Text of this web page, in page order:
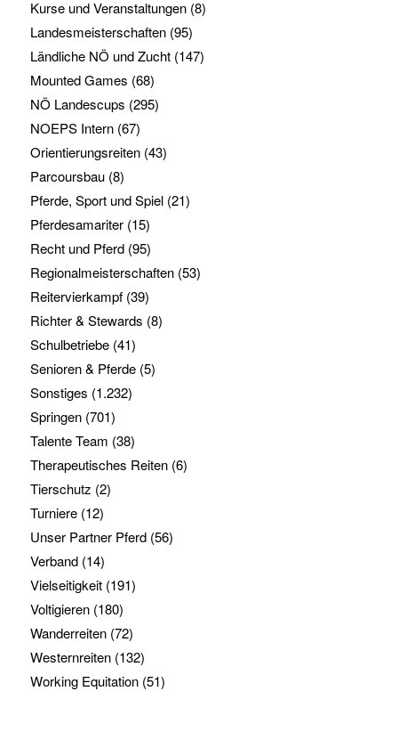
Kurse und Veranstaltungen(8)
Landesmeisterschaften(95)
Ländliche NÖ und Zucht(147)
Mounted Games (68)
NÖ Landescups (295)
NOEPS Intern(67)
Orientierungsreiten(43)
Parcoursbau(8)
Pferde, Sport und Spiel(21)
Pferdesamariter(15)
Recht und Pferd(95)
Regionalmeisterschaften(53)
Reitervierkampf(39)
Richter & Stewards (8)
Schulbetriebe(41)
Senioren & Pferde(5)
Sonstiges (1.232)
Springen(701)
Talente Team (38)
Therapeutisches Reiten(6)
Tierschutz (2)
Turniere(12)
Unser Partner Pferd(56)
Verband(14)
Vielseitigkeit(191)
Voltigieren(180)
Wanderreiten(72)
Westernreiten(132)
Working Equitation(51)